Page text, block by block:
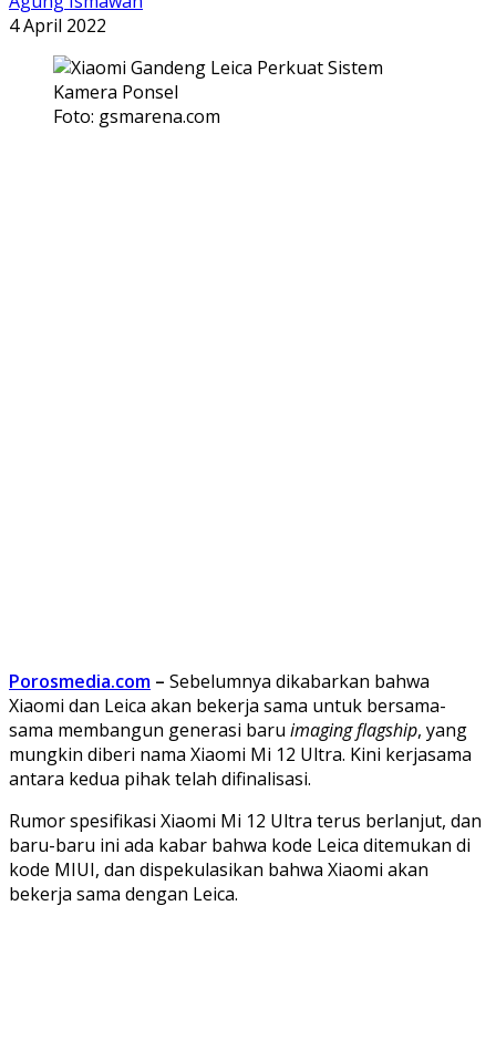
4 April 2022
Foto: gsmarena.com
Porosmedia.com – Sebelumnya dikabarkan bahwa
Xiaomi dan Leica akan bekerja sama untuk bersama-
sama membangun generasi baru imaging flagship, yang
mungkin diberi nama Xiaomi Mi 12 Ultra. Kini kerjasama
antara kedua pihak telah difinalisasi.
Rumor spesifikasi Xiaomi Mi 12 Ultra terus berlanjut, dan
baru-baru ini ada kabar bahwa kode Leica ditemukan di
kode MIUI, dan dispekulasikan bahwa Xiaomi akan
bekerja sama dengan Leica.